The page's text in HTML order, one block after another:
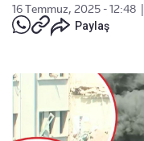
16 Temmuz, 2025 - 12:48
Paylaş